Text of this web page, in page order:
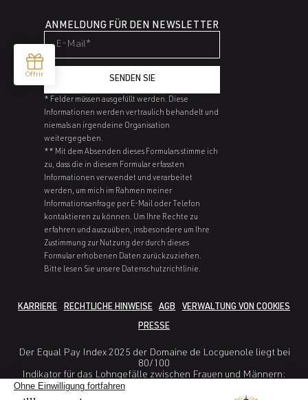
ANMELDUNG FÜR DEN NEWSLETTER
SENDEN SIE
* Felder müssen ausgefüllt werden. Diese
Informationen werden vertraulich behandelt und
niemals an irgendeine Organisation
weitergegeben.
** Mit dem Absenden dieses Formulars stimme ich
zu, dass die in diesem Formular erfassten
Informationen verwendet und verarbeitet
werden, um mich im Rahmen meiner
Informationsanfrage per E-Mail oder Telefon
kontaktieren zu können. Um Ihre Rechte zu
erfahren und auszuüben, insbesondere um Ihre
Zustimmung zur Nutzung der durch dieses
Formular erhobenen Daten zurückzuziehen.
Bitte lesen Sie unsere Datenschutzrichtlinie.
KARRIERE RECHTLICHE HINWEISE AGB VERWALTUNG VON COOKIES
PRESSE
Der Equal Pay Index 2025 der Domaine de Locguenole liegt bei
80/100
Indikator für das Lohngefälle zwischen Frauen und Männern:
Indikator Unterschied in den Erhöhungsraten zwischen Frauen